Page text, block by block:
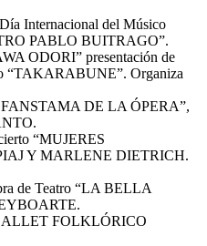
Internacional del Músico
PABLO BUITRAGO”.
ODORI” presentación de
“TAKARABUNE”. Organiza
FANSTAMA DE LA ÓPERA”,
“MUJERES
Y MARLENE DIETRICH.
de Teatro “LA BELLA
FOLKLÓRICO